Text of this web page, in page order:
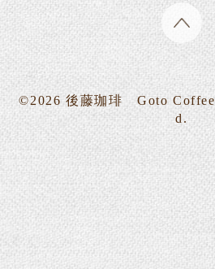
©2026 後藤珈琲 Goto Coffee
d.